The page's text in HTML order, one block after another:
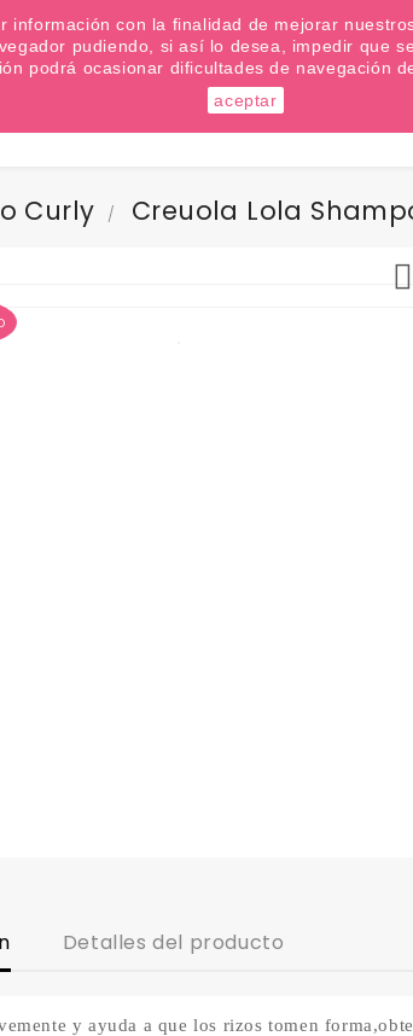
Apúntate a nuestra Newsletter
Curly Creuola Lola

Detalles del producto
y ayuda a que los rizos tomen
con la finalidad de mejorar
pudiendo, si así lo desea, impedir que
podrá ocasionar dificultades de navegación
aceptar